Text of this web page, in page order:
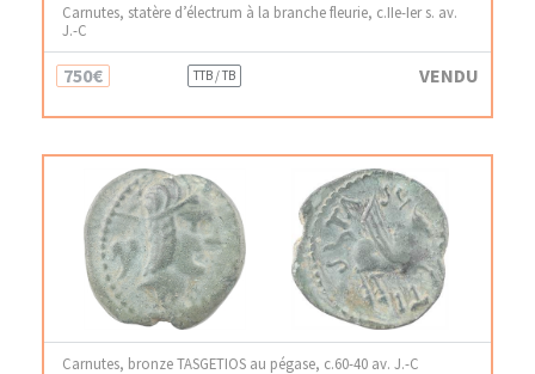
Carnutes, statère d’électrum à la branche fleurie, c.IIe-Ier s. av.
J.-C
750€ TTB / TB VENDU
Carnutes, bronze TASGETIOS au pégase, c.60-40 av. J.-C